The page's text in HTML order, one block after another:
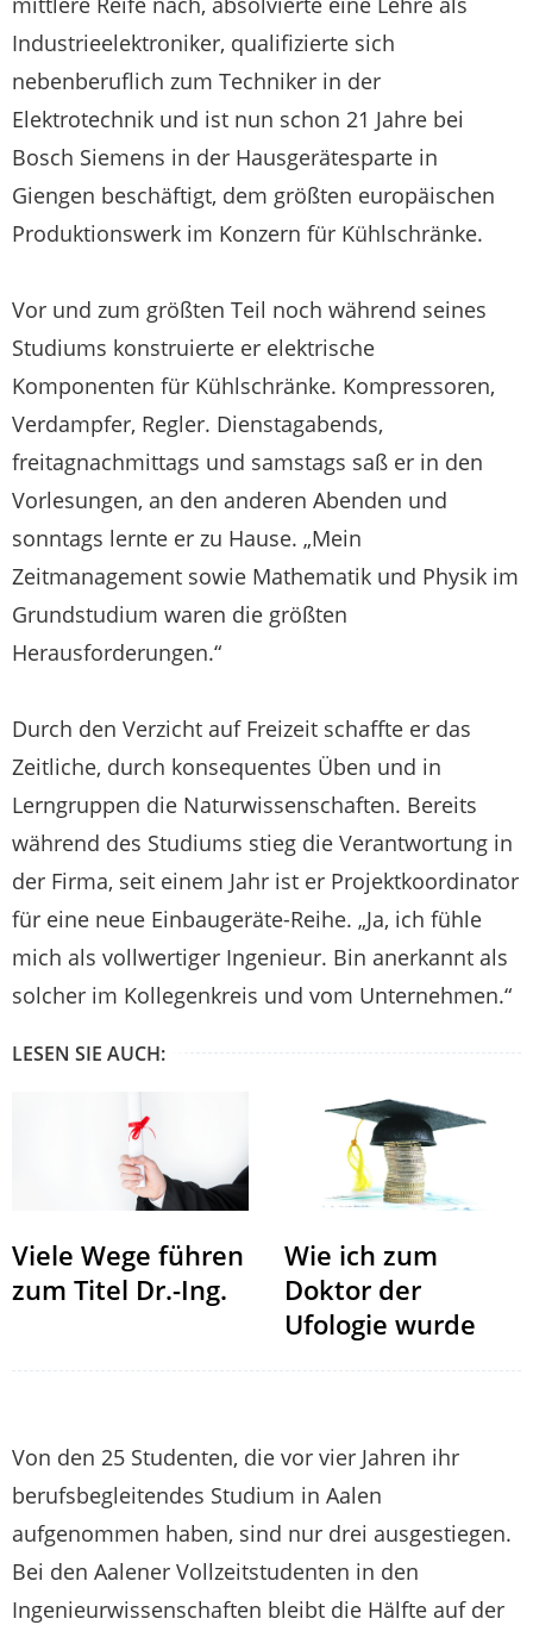
Industrieelektroniker, qualifizierte sich
nebenberuflich zum Techniker in der
Elektrotechnik und ist nun schon 21 Jahre bei
Bosch Siemens in der Hausgerätesparte in
Giengen beschäftigt, dem größten europäischen
Produktionswerk im Konzern für Kühlschränke.
Vor und zum größten Teil noch während seines
Studiums konstruierte er elektrische
Komponenten für Kühlschränke. Kompressoren,
Verdampfer, Regler. Dienstagabends,
freitagnachmittags und samstags saß er in den
Vorlesungen, an den anderen Abenden und
sonntags lernte er zu Hause. „Mein
Zeitmanagement sowie Mathematik und Physik im
Grundstudium waren die größten
Herausforderungen.“
Durch den Verzicht auf Freizeit schaffte er das
Zeitliche, durch konsequentes Üben und in
Lerngruppen die Naturwissenschaften. Bereits
während des Studiums stieg die Verantwortung in
der Firma, seit einem Jahr ist er Projektkoordinator
für eine neue Einbaugeräte-Reihe. „Ja, ich fühle
mich als vollwertiger Ingenieur. Bin anerkannt als
solcher im Kollegenkreis und vom Unternehmen.“
LESEN SIE AUCH:
Viele Wege führen
zum Titel Dr.-Ing.
Wie ich zum
Doktor der
Ufologie wurde
Von den 25 Studenten, die vor vier Jahren ihr
berufsbegleitendes Studium in Aalen
aufgenommen haben, sind nur drei ausgestiegen.
Bei den Aalener Vollzeitstudenten in den
Ingenieurwissenschaften bleibt die Hälfte auf der